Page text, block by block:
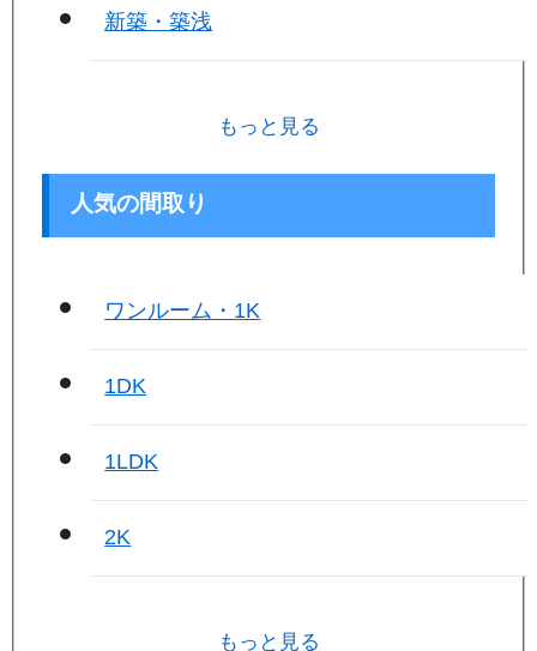
新築・築浅
もっと見る
人気の間取り
ワンルーム・1K
1DK
1LDK
2K
もっと見る